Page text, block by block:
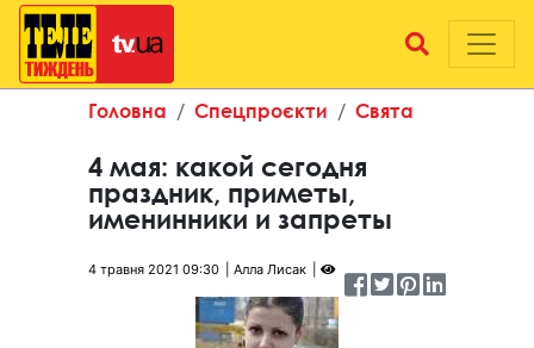
Головна Спецпроєкти Свята
4 мая: какой сегодня
праздник, приметы,
именинники и запреты
4 травня 2021 09:30 Алла Лисак